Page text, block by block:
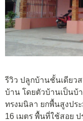
รีวิว ปลูกบ้านชั้นเดียว
บ้าน โดยตัวบ้านเป็นบ้
ทรงมนิลา ยกพื้นสูงปร
16 เมตร พื้นที่ใช้สอย